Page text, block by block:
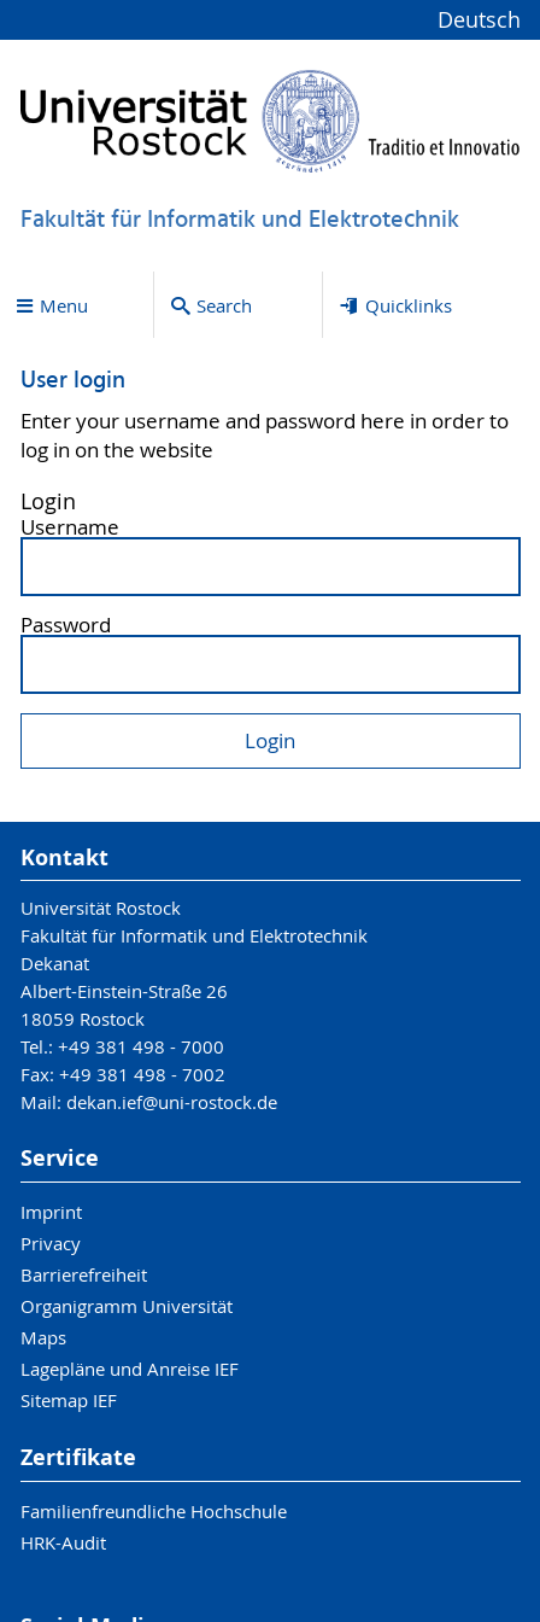
Deutsch
Fakultät für Informatik und Elektrotechnik
Menu Search Quicklinks
User login
Enter your username and password here in order to
log in on the website
Login
Username
Password
Kontakt
Universität Rostock
Fakultät für Informatik und Elektrotechnik
Dekanat
Albert-Einstein-Straße 26
18059 Rostock
Tel.: +49 381 498 - 7000
Fax: +49 381 498 - 7002
Mail: dekan.ief@uni-rostock.de
Service
Imprint
Privacy
Barrierefreiheit
Organigramm Universität
Maps
Lagepläne und Anreise IEF
Sitemap IEF
Zertifikate
Familienfreundliche Hochschule
HRK-Audit